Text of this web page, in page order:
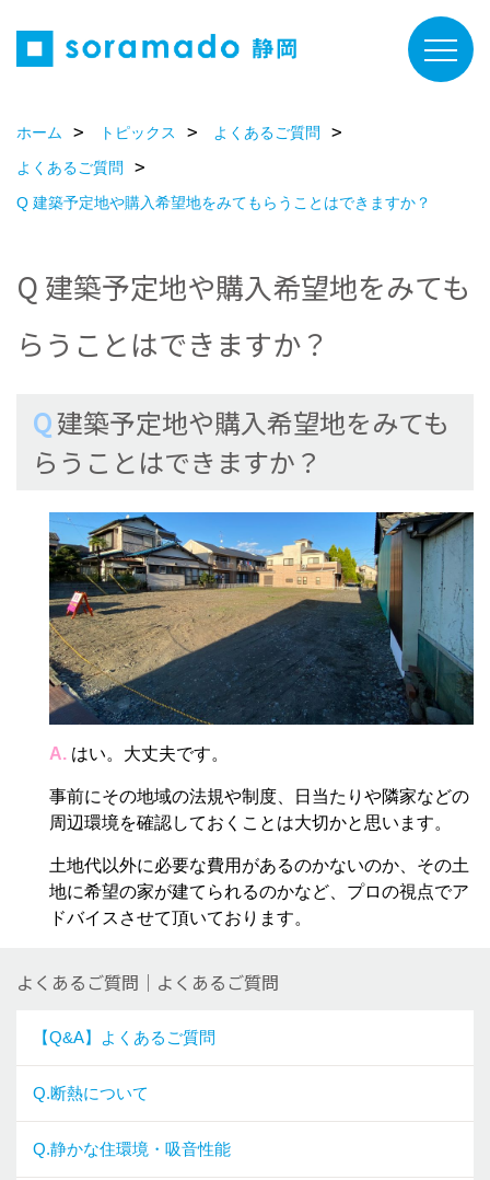
ホーム トピックス
よくあるご質問
よくあるご質問
Q 建築予定地や購入希望地をみてもらうことはできますか？
Q 建築予定地や購入希望地をみても
らうことはできますか？
Q建築予定地や購入希望地をみても
らうことはできますか？
A. はい。大丈夫です。
事前にその地域の法規や制度、日当たりや隣家などの
周辺環境を確認しておくことは大切かと思います。
土地代以外に必要な費用があるのかないのか、その土
地に希望の家が建てられるのかなど、プロの視点でア
ドバイスさせて頂いております。
よくあるご質問｜よくあるご質問
【Q&A】よくあるご質問
Q.断熱について
Q.静かな住環境・吸音性能